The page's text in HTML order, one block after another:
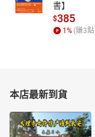
書】
$385
1 % (賺3
本店最新到貨